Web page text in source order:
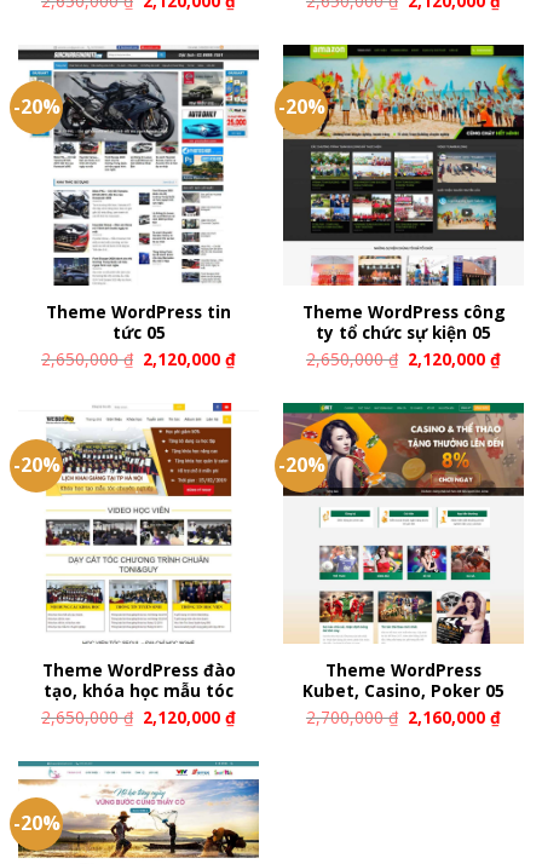
-20%
Theme WordPress tin
tức 05
2,650,000₫ 2,120,000₫
-20%
Theme WordPress công
ty tổ chức sự kiện 05
2,650,000₫ 2,120,000₫
-20%
Theme WordPress đào
tạo, khóa học mẫu tóc
2,650,000₫ 2,120,000₫
-20%
Theme WordPress
Kubet, Casino, Poker 05
2,700,000₫ 2,160,000₫
-20%